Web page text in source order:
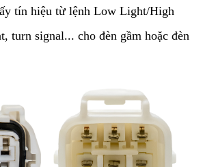
tín hiệu từ lệnh Low Light/High
turn signal... cho đèn gầm hoặc đèn